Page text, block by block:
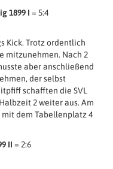
1899 I = 5:4
Kick. Trotz ordentlich
mitzunehmen. Nach 2
aber anschließend
der selbst
schafften die SVL
2 weiter aus. Am
dem Tabellenplatz 4
II = 2:6